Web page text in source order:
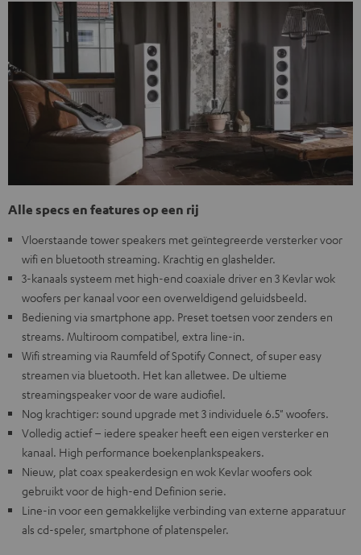
Alle specs en features op een rij
Vloerstaande tower speakers met geïntegreerde versterker voor
wifi en bluetooth streaming. Krachtig en glashelder.
3-kanaals systeem met high-end coaxiale driver en 3 Kevlar wok
woofers per kanaal voor een overweldigend geluidsbeeld.
Bediening via smartphone app. Preset toetsen voor zenders en
streams. Multiroom compatibel, extra line-in.
Wifi streaming via Raumfeld of Spotify Connect, of super easy
streamen via bluetooth. Het kan alletwee. De ultieme
streamingspeaker voor de ware audiofiel.
Nog krachtiger: sound upgrade met 3 individuele 6.5" woofers.
Volledig actief – iedere speaker heeft een eigen versterker en
kanaal. High performance boekenplankspeakers.
Nieuw, plat coax speakerdesign en wok Kevlar woofers ook
gebruikt voor de high-end Definion serie.
Line-in voor een gemakkelijke verbinding van externe apparatuur
als cd-speler, smartphone of platenspeler.